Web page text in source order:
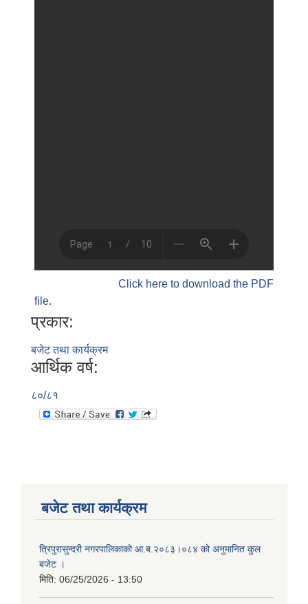
Click here to download the PDF
file.
प्रकार:
बजेट तथा कार्यक्रम
आर्थिक वर्ष:
८०/८१
बजेट तथा कार्यक्रम
त्रिपुरासुन्दरी नगरपालिकाको आ.ब.२०८३।०८४ को अनुमानित कुल
बजेट ।
मिति: 06/25/2026 - 13:50